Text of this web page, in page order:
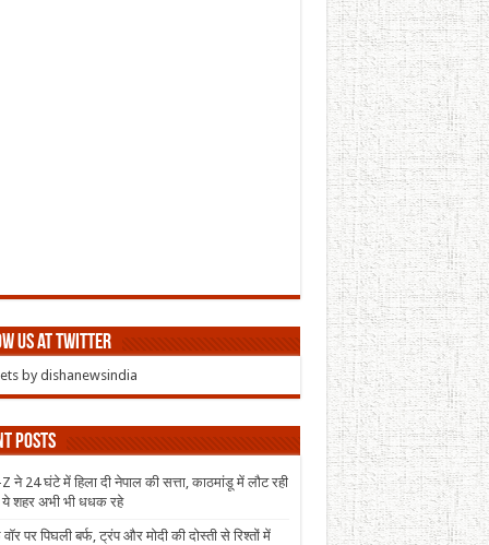
us at Twitter
by dishanewsindia
Posts
ने 24 घंटे में हिला दी नेपाल की सत्ता, काठमांडू में लौट रही
ये शहर अभी भी धधक रहे
पर पिघली बर्फ, ट्रंप और मोदी की दोस्ती से रिश्तों में